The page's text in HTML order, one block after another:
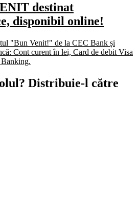
destinat
disponibil online!
"Bun Venit!" de la CEC Bank și
Cont curent în lei, Card de debit Visa
Distribuie-l către